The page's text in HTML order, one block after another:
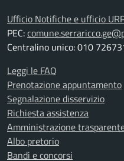
Ufficio Notifiche e ufficio
PEC:
Centralino unico: 010
Leggi le FAQ
Prenotazione appuntamento
Segnalazione disservizio
Richiesta assistenza
Amministrazione
Albo pretorio
Bandi e concorsi